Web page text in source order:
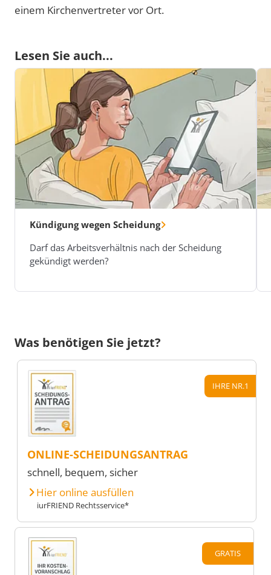
einem Kirchenvertreter vor Ort.
Lesen Sie auch...
Kündigung wegen Scheidung
Darf das Arbeitsverhältnis nach der Scheidung
gekündigt werden?
Was benötigen Sie jetzt?
IHRE NR.1
ONLINE-SCHEIDUNGSANTRAG
schnell, bequem, sicher
Hier online ausfüllen
iurFRIEND Rechtsservice*
GRATIS